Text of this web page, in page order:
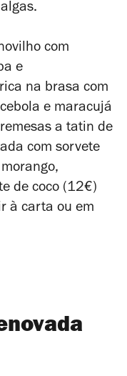
com
e
na brasa com
e maracujá
a tatin de
com sorvete
morango,
de coco (12€)
à carta ou em